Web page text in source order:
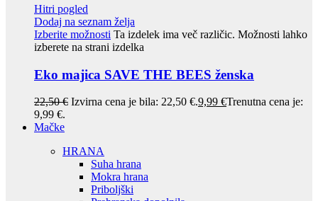
Hitri pogled
Dodaj na seznam želja
Izberite možnosti Ta izdelek ima več različic. Možnosti lahko
izberete na strani izdelka
Eko majica SAVE THE BEES ženska
22,50€ Izvirna cena je bila: 22,50 €.9,99 €Trenutna cena je:
9,99 €.
Mačke
HRANA
Suha hrana
Mokra hrana
Priboljški